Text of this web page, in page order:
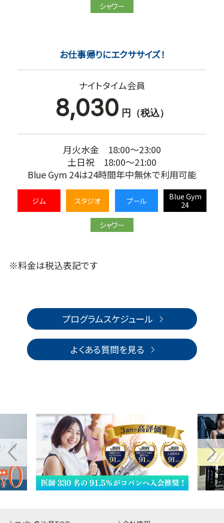
シャワー
ナイトタイム会員
お仕事帰りにエクササイズ！
8,030 円（税込）
月火水金 18:00～23:00
土日祝 18:00～21:00
Blue Gym 24は24時間年中無休で利用可能
ジム スタジオ プール
Blue Gym
24
シャワー
※料金は税込表記です
プログラムスケジュール
よくある質問を見る